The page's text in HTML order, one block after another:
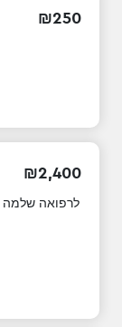
₪250
₪2,400
לרפואה